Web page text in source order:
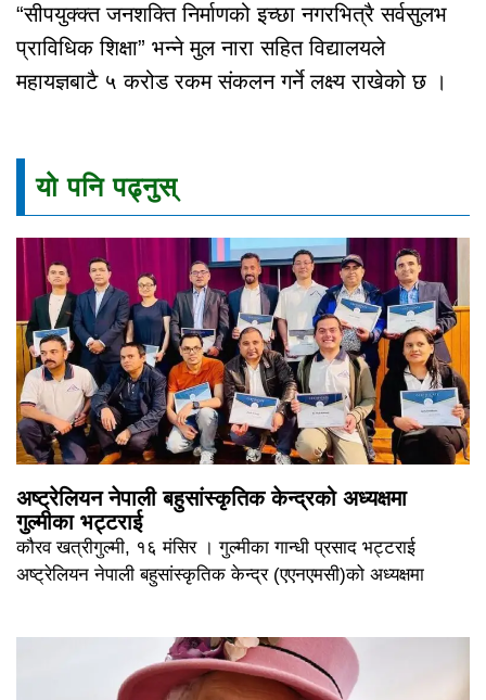
“सीपयुक्क्त जनशक्ति निर्माणको इच्छा नगरभित्रै सर्वसुलभ
प्राविधिक शिक्षा” भन्ने मुल नारा सहित विद्यालयले
महायज्ञबाटै ५ करोड रकम संकलन गर्ने लक्ष्य राखेको छ ।
यो पनि पढ्नुस्
अष्ट्रेलियन नेपाली बहुसांस्कृतिक केन्द्रको अध्यक्षमा
गुल्मीका भट्टराई
कौरव खत्रीगुल्मी, १६ मंसिर । गुल्मीका गान्धी प्रसाद भट्टराई
अष्ट्रेलियन नेपाली बहुसांस्कृतिक केन्द्र (एएनएमसी)को अध्यक्षमा